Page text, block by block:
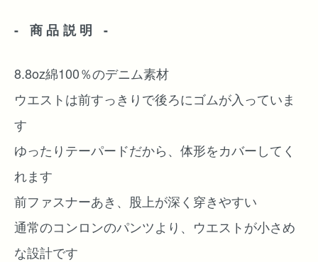
- 商品説明 -
8.8oz綿100％のデニム素材
ウエストは前すっきりで後ろにゴムが入っていま
す
ゆったりテーパードだから、体形をカバーしてく
れます
前ファスナーあき、股上が深く穿きやすい
通常のコンロンのパンツより、ウエストが小さめ
な設計です